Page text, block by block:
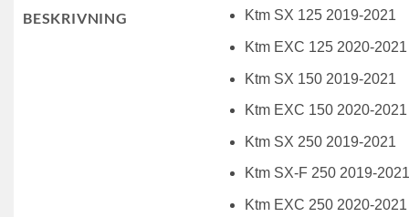
BESKRIVNING Ktm SX 125 2019-2021
Ktm EXC 125 2020-2021
Ktm SX 150 2019-2021
Ktm EXC 150 2020-2021
Ktm SX 250 2019-2021
Ktm SX-F 250 2019-2021
Ktm EXC 250 2020-2021